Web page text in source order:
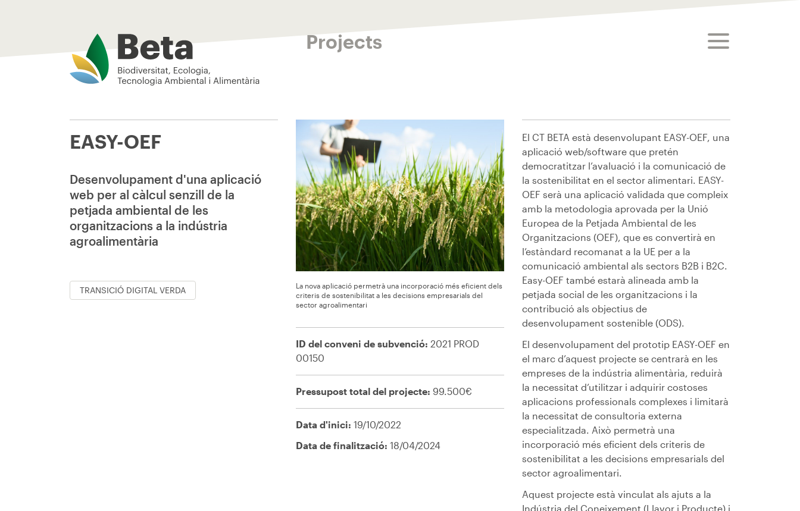
Beta Tech Center toggle menu
Projects
EASY-OEF
Desenvolupament d'una aplicació
web per al càlcul senzill de la
petjada ambiental de les
organitzacions a la indústria
agroalimentària
TRANSICIÓ DIGITAL VERDA
La nova aplicació permetrà una incorporació més eficient dels
criteris de sostenibilitat a les decisions empresarials del
sector agroalimentari
ID del conveni de subvenció: 2021 PROD
00150
Pressupost total del projecte: 99.500€
Data d'inici: 19/10/2022
Data de finalització: 18/04/2024
El CT BETA està desenvolupant EASY-OEF, una
aplicació web/software que pretén
democratitzar l’avaluació i la comunicació de
la sostenibilitat en el sector alimentari. EASY-
OEF serà una aplicació validada que compleix
amb la metodologia aprovada per la Unió
Europea de la Petjada Ambiental de les
Organitzacions (OEF), que es convertirà en
l’estàndard recomanat a la UE per a la
comunicació ambiental als sectors B2B i B2C.
Easy-OEF també estarà alineada amb la
petjada social de les organitzacions i la
contribució als objectius de
desenvolupament sostenible (ODS).
El desenvolupament del prototip EASY-OEF en
el marc d’aquest projecte se centrarà en les
empreses de la indústria alimentària, reduirà
la necessitat d’utilitzar i adquirir costoses
aplicacions professionals complexes i limitarà
la necessitat de consultoria externa
especialitzada. Això permetrà una
incorporació més eficient dels criteris de
sostenibilitat a les decisions empresarials del
sector agroalimentari.
Aquest projecte està vinculat als ajuts a la
Indústria del Coneixement (Llavor i Producte) i